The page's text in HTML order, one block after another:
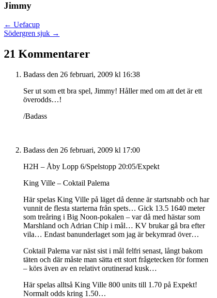
Jimmy
Posts
navigation
← Uefacup
Södergren sjuk →
21 Kommentarer
Badass den 26 februari, 2009 kl 16:38
Ser ut som ett bra spel, Jimmy! Håller med om att det är ett
överodds…!
/Badass
Badass den 26 februari, 2009 kl 17:00
H2H – Åby Lopp 6/Spelstopp 20:05/Expekt
King Ville – Coktail Palema
Här spelas King Ville på läget då denne är startsnabb och har
vunnit de flesta starterna från spets… Gick 13.5 1640 meter
som treåring i Big Noon-pokalen – var då med hästar som
Marshland och Adrian Chip i mål… KV brukar gå bra efter
vila… Endast banunderlaget som jag är bekymrad över…
Coktail Palema var näst sist i mål felfri senast, långt bakom
täten och där måste man sätta ett stort frågetecken för formen
– körs även av en relativt orutinerad kusk…
Här spelas alltså King Ville 800 units till 1.70 på Expekt!
Normalt odds kring 1.50…